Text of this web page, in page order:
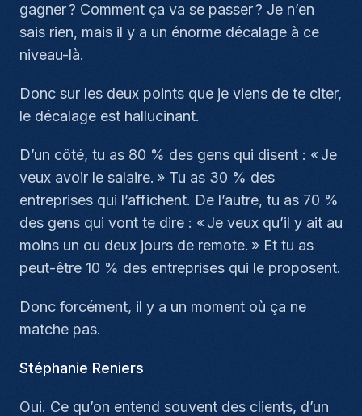
gagner ? Comment ça va se passer ? Je n’en
sais rien, mais il y a un énorme décalage à ce
niveau-là.
Donc sur les deux points que je viens de te citer,
le décalage est hallucinant.
D’un côté, tu as 80 % des gens qui disent : « Je
veux avoir le salaire. » Tu as 30 % des
entreprises qui l’affichent. De l’autre, tu as 70 %
des gens qui vont te dire : « Je veux qu’il y ait au
moins un ou deux jours de remote. » Et tu as
peut-être 10 % des entreprises qui le proposent.
Donc forcément, il y a un moment où ça ne
matche pas.
Stéphanie Reniers
Oui. Ce qu’on entend souvent des clients, d’un